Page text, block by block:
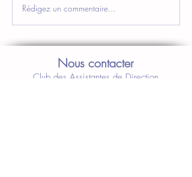
Rédigez un commentaire...
Nous contacter
Club des Assistantes de Direction